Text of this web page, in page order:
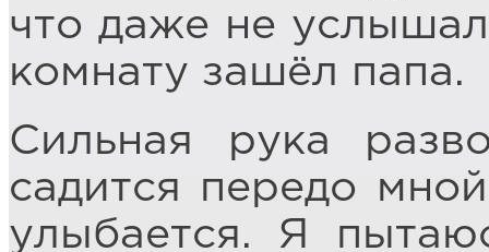
что даже не
комнату зашёл папа.
Сильная рука
садится передо
улыбается. Я